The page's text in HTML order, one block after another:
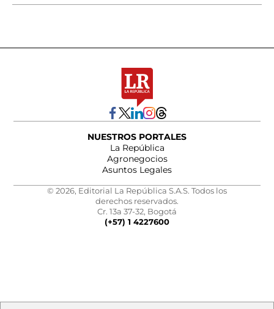
NUESTROS PORTALES
La República
Agronegocios
Asuntos Legales
© 2026, Editorial La República S.A.S. Todos los
derechos reservados.
Cr. 13a 37-32, Bogotá
(+57) 1 4227600